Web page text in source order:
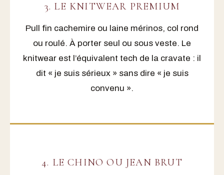
3. LE KNITWEAR PREMIUM
Pull fin cachemire ou laine mérinos, col rond
ou roulé. À porter seul ou sous veste. Le
knitwear est l’équivalent tech de la cravate : il
dit « je suis sérieux » sans dire « je suis
convenu ».
4. LE CHINO OU JEAN BRUT